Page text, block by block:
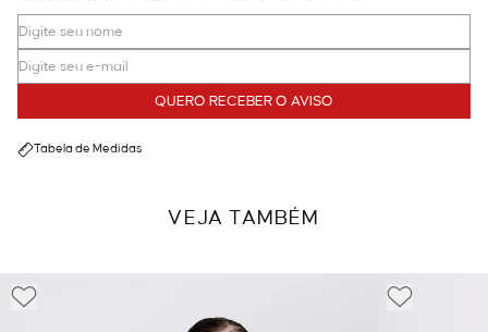
QUERO RECEBER O AVISO
Tabela de Medidas
VEJA TAMBÉM